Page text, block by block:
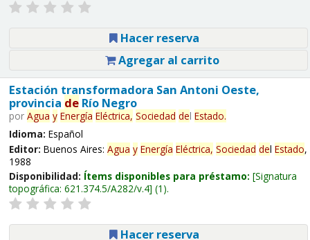
Hacer reserva
Agregar al carrito
Estación transformadora San Antoni Oeste,
provincia deRío Negro
por Agua y Energía Eléctrica, Sociedad del Estado.
Idioma: Español
Editor: Buenos Aires: Agua y Energía Eléctrica, Sociedad del Estado,
1988
Disponibilidad: Ítems disponibles para préstamo: Signatura
topográfica: 621.374.5/A282/v.4 (1).
Hacer reserva